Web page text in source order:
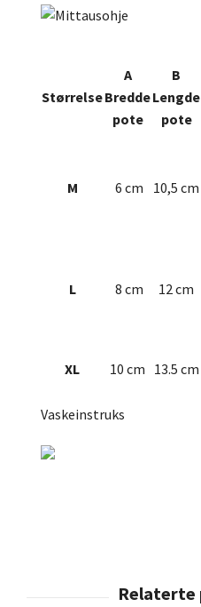
Størrelse
A
Bredde
pote
B
Lengde
pote
M 6 cm 10,5 cm
L 8 cm 12 cm
XL 10 cm 13.5 cm
Vaskeinstruks